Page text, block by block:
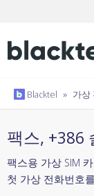
Blacktel » 가상
팩스, +386
팩스용 가상 SIM
첫 가상 전화번호